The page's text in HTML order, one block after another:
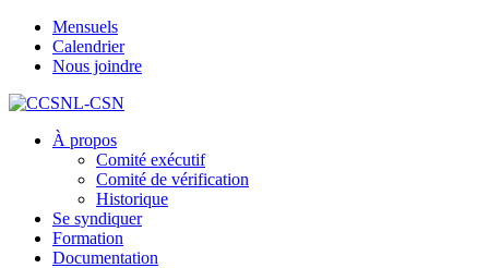
Mensuels
Calendrier
Nous joindre
À propos
Comité exécutif
Comité de vérification
Historique
Se syndiquer
Formation
Documentation